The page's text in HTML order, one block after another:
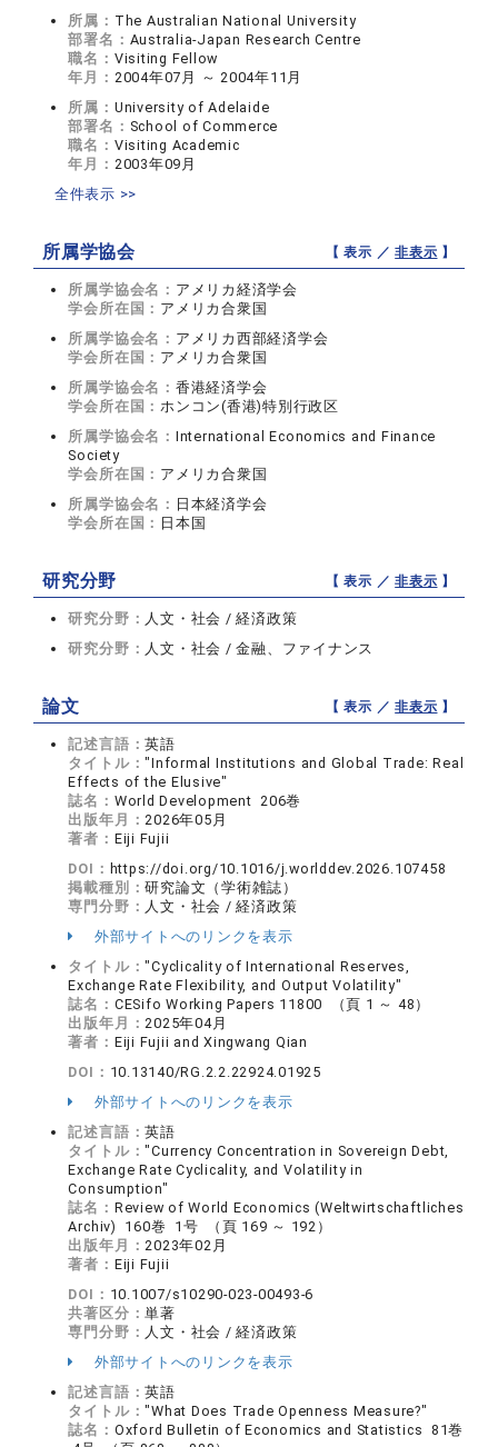
所属： The Australian National University
部署名： Australia-Japan Research Centre
職名： Visiting Fellow
年月： 2004年07月 ～ 2004年11月
所属： University of Adelaide
部署名： School of Commerce
職名： Visiting Academic
年月： 2003年09月
全件表示 >>
所属学協会 【 表示 ／非表示 】
所属学協会名： アメリカ経済学会
学会所在国： アメリカ合衆国
所属学協会名： アメリカ西部経済学会
学会所在国： アメリカ合衆国
所属学協会名： 香港経済学会
学会所在国：ホンコン(香港)特別行政区
所属学協会名： International Economics and Finance
Society
学会所在国： アメリカ合衆国
所属学協会名： 日本経済学会
学会所在国： 日本国
研究分野 【 表示 ／非表示 】
研究分野： 人文・社会 / 経済政策
研究分野： 人文・社会 / 金融、ファイナンス
論文 【 表示 ／非表示 】
記述言語：英語
タイトル："Informal Institutions and Global Trade: Real
Effects of the Elusive"
誌名： World Development 206巻
出版年月：2026年05月
著者： Eiji Fujii
DOI： https://doi.org/10.1016/j.worlddev.2026.107458
掲載種別：研究論文（学術雑誌）
専門分野： 人文・社会 / 経済政策
外部サイトへのリンクを表示
タイトル："Cyclicality of International Reserves,
Exchange Rate Flexibility, and Output Volatility"
誌名： CESifo Working Papers 11800 （頁 1 ～ 48）
出版年月：2025年04月
著者： Eiji Fujii and Xingwang Qian
DOI： 10.13140/RG.2.2.22924.01925
外部サイトへのリンクを表示
記述言語：英語
タイトル："Currency Concentration in Sovereign Debt,
Exchange Rate Cyclicality, and Volatility in
Consumption"
誌名： Review of World Economics (Weltwirtschaftliches
Archiv) 160巻 1号 （頁 169 ～ 192）
出版年月：2023年02月
著者： Eiji Fujii
DOI： 10.1007/s10290-023-00493-6
共著区分：単著
専門分野： 人文・社会 / 経済政策
外部サイトへのリンクを表示
記述言語：英語
タイトル："What Does Trade Openness Measure?"
誌名： Oxford Bulletin of Economics and Statistics 81巻